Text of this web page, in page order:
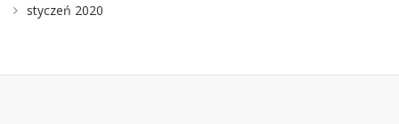
styczeń 2020